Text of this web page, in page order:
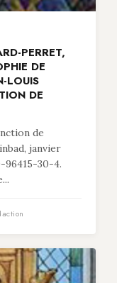
PERRET,
DE
LOUIS
DE
de
janvier
96415-30-4.